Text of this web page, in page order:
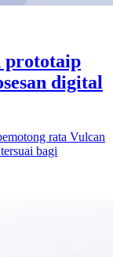
prototaip
digital
rata Vulcan
bagi